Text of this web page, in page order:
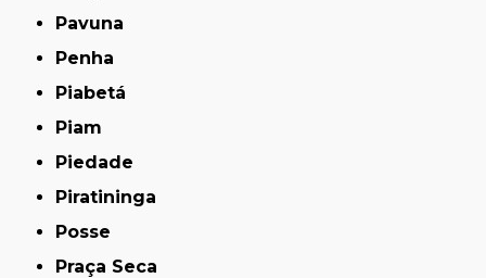
Pavuna
Penha
Piabetá
Piam
Piedade
Piratininga
Posse
Praça Seca